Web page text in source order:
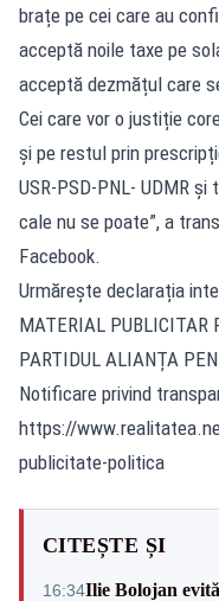
brațe pe cei care au
acceptă noile taxe pe
acceptă dezmățul care
Cei care vor o justiție
și pe restul prin
USR-PSD-PNL- UDMR
cale nu se poate”, a
Facebook.
Urmărește declarația
MATERIAL PUBLICITAR
PARTIDUL ALIANȚA
Notificare privind
https://
publicitate-politica
CITEȘTE ȘI
16:34Ilie Bolojan